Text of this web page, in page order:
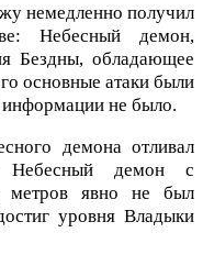
немедленно получил
Небесный демон,
Бездны, обладающее
основные атаки были
информации не было.
демона отливал
Небесный демон с
метров явно не был
уровня Владыки